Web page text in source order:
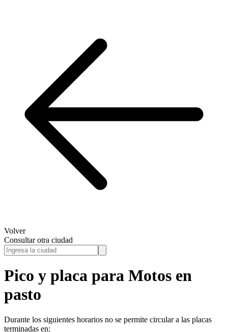
Volver
Consultar otra ciudad
Pico y placa para Motos en
pasto
Durante los siguientes horarios no se permite circular a las placas
terminadas en: